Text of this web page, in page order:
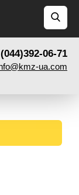
06-71
ua.com